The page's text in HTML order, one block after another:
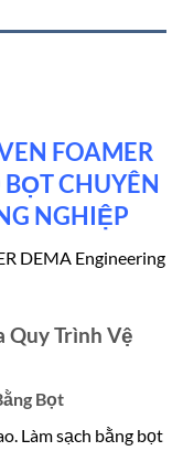
FOAMER
CHUYÊN
NGHIỆP
DEMA Engineering
Quy Trình Vệ
Bọt
Làm sạch bằng bọt